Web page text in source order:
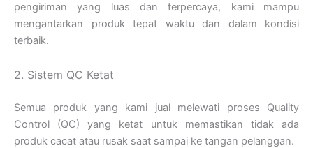
pengiriman yang luas dan terpercaya, kami mampu
mengantarkan produk tepat waktu dan dalam kondisi
terbaik.
2. Sistem QC Ketat
Semua produk yang kami jual melewati proses Quality
Control (QC) yang ketat untuk memastikan tidak ada
produk cacat atau rusak saat sampai ke tangan pelanggan.